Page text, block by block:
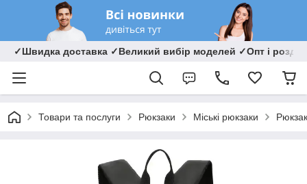
✓Швидка доставка ✓Великий вибір моделей ✓Опт і
Товари та послуги Рюкзаки Міські рюкзаки